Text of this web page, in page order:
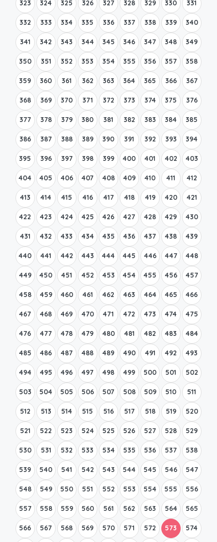
323 324 325 326 327 328 329 330 331
332 333 334 335 336 337 338 339 340
341 342 343 344 345 346 347 348 349
350 351 352 353 354 355 356 357 358
359 360 361 362 363 364 365 366 367
368 369 370 371 372 373 374 375 376
377 378 379 380 381 382 383 384 385
386 387 388 389 390 391 392 393 394
395 396 397 398 399 400 401 402 403
404 405 406 407 408 409 410 411 412
413 414 415 416 417 418 419 420 421
422 423 424 425 426 427 428 429 430
431 432 433 434 435 436 437 438 439
440 441 442 443 444 445 446 447 448
449 450 451 452 453 454 455 456 457
458 459 460 461 462 463 464 465 466
467 468 469 470 471 472 473 474 475
476 477 478 479 480 481 482 483 484
485 486 487 488 489 490 491 492 493
494 495 496 497 498 499 500 501 502
503 504 505 506 507 508 509 510 511
512 513 514 515 516 517 518 519 520
521 522 523 524 525 526 527 528 529
530 531 532 533 534 535 536 537 538
539 540 541 542 543 544 545 546 547
548 549 550 551 552 553 554 555 556
557 558 559 560 561 562 563 564 565
566 567 568 569 570 571 572 573 574